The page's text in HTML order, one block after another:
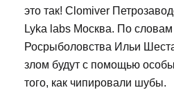
это так! Clomiver
Lyka labs Москва. По словам
Росрыболовства Ильи
злом будут с помощью
того, как чипировали шубы.